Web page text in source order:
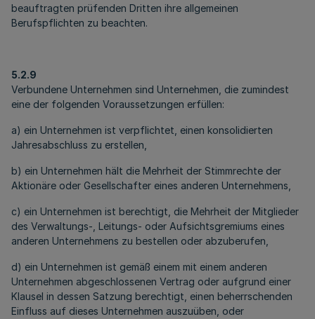
beauftragten prüfenden Dritten ihre allgemeinen
Berufspflichten zu beachten.
5.2.9
Verbundene Unternehmen sind Unternehmen, die zumindest
eine der folgenden Voraussetzungen erfüllen:
a) ein Unternehmen ist verpflichtet, einen konsolidierten
Jahresabschluss zu erstellen,
b) ein Unternehmen hält die Mehrheit der Stimmrechte der
Aktionäre oder Gesellschafter eines anderen Unternehmens,
c) ein Unternehmen ist berechtigt, die Mehrheit der Mitglieder
des Verwaltungs-, Leitungs- oder Aufsichtsgremiums eines
anderen Unternehmens zu bestellen oder abzuberufen,
d) ein Unternehmen ist gemäß einem mit einem anderen
Unternehmen abgeschlossenen Vertrag oder aufgrund einer
Klausel in dessen Satzung berechtigt, einen beherrschenden
Einfluss auf dieses Unternehmen auszuüben, oder